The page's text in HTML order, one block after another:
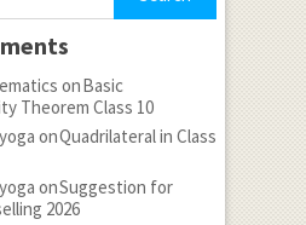
onBasic
Theorem Class 10
onQuadrilateral in Class
onSuggestion for
2026